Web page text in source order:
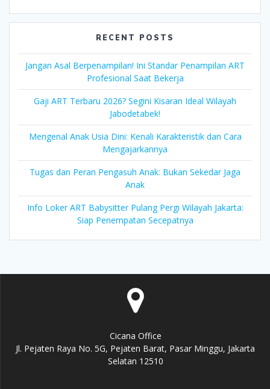
RECENT POSTS
Jangan Asal Berpenampilan! Ini Standar Penampilan ART
Profesional Saat Bekerja
Gaji ART Terbaru 2026? Segini Kisaran Ideal Wilayah
Jabodetabek!
Mengenal Anak Usia Dini: Kenali Karakteristik dan Cara
Mengajarkannya
Tugas dan Peran Pengasuh Anak: Bukan Sekedar Jaga
Anak
Info Loker ART Babysitter Pulang Pergi Wilayah Jakarta:
Siap Penempatan Secepatnya
Cicana Office
Jl. Pejaten Raya No. 5G, Pejaten Barat, Pasar Minggu, Jakarta
Selatan 12510